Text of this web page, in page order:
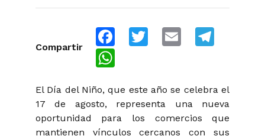
Compartir
FacebookTwitter Email
El Día del Niño, que este año se celebra el
17 de agosto, representa una nueva
oportunidad para los comercios que
mantienen vínculos cercanos con sus